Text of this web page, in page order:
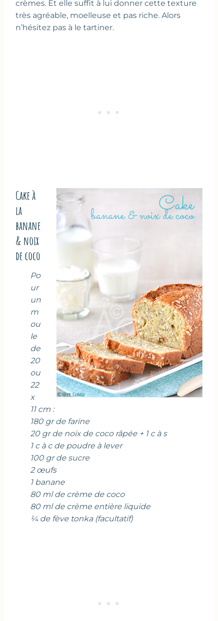
crèmes. Et elle suffit à lui donner cette texture
très agréable, moelleuse et pas riche. Alors
n’hésitez pas à le tartiner.
Cake à
la
banane
& noix
de coco
Po
ur
un
m
ou
le
de
20
ou
22
x
11 cm :
180 gr de farine
20 gr de noix de coco râpée + 1 c à s
1 c à c de poudre à lever
100 gr de sucre
2 œufs
1 banane
80 ml de crème de coco
80 ml de crème entière liquide
¼ de fève tonka (facultatif)